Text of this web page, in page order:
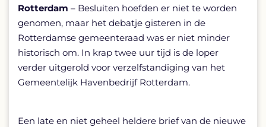
Rotterdam – Besluiten hoefden er niet te worden
genomen, maar het debatje gisteren in de
Rotterdamse gemeenteraad was er niet minder
historisch om. In krap twee uur tijd is de loper
verder uitgerold voor verzelfstandiging van het
Gemeentelijk Havenbedrijf Rotterdam.
Een late en niet geheel heldere brief van de nieuwe